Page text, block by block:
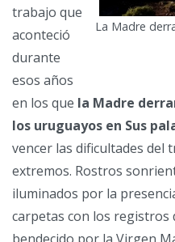
La Madre
trabajo que
aconteció
durante
esos años
en los que la Madre
los uruguayos en Sus
vencer las dificultades del
extremos. Rostros
iluminados por la
carpetas con los registros